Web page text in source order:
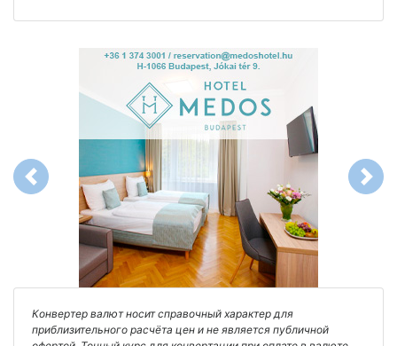
Previous Next
Конвертер валют носит справочный характер для
приблизительного расчёта цен и не является публичной